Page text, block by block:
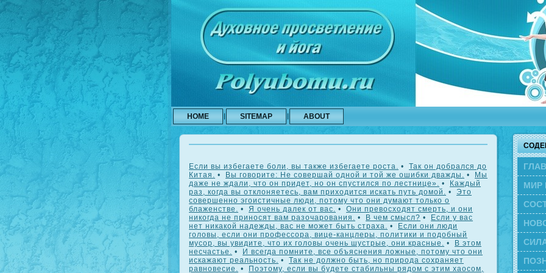
HOME SITEMAP ABOUT
Если вы избегаете боли, вы также избегаете роста. • Так он добрался до
Китая. • Вы говорите: Не совершай одной и той же ошибки дважды. •
Мы
даже не ждали, что он придет, но он спустился по лестнице». •
Каждый
раз, когда вы отклоняетесь, вам приходится искать путь домой. • Это
совершенно эгоистичные люди, потому что они думают только о
блаженстве. • Я очень далек от вас. • Они превосходят смерть, и они
никогда не приносят вам разочарования. • В чем смысл? •
Если у вас
нет никакой надежды, вас не может быть страха. •
Если они люди
головы, если они профессора, вице-канцлеры, политики и подобный
мусор, вы увидите, что их головы очень шустрые, они красные. •
В этом
несчастье. •
И всегда помните, все объяснения ложные, потому что они
искажают реальность. • Так не должно быть, но природа сохраняет
равновесие. •
Поэтому, если вы будете стабильны рядом с этим хаосом,
МИР